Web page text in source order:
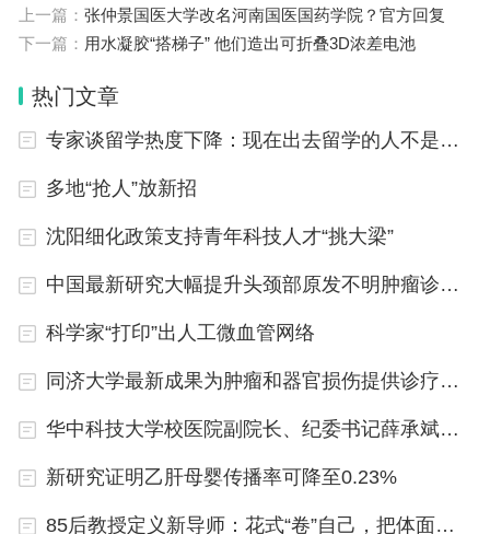
据她的好友肖尼斯·希尔（Shaunice Hill）回忆，有一次碰面
时，贝利告诉她，“我只是想熬过去”。希尔觉得贝利整个人都
贝利在邮件中透露，她在2023年11月的专业评估中只得到36分
（满分100分）, 而且没有人向她说明为什么她的分数这么低。
去年11月，贝利曾给校董事会和莫斯利发邮件提出自己抑郁症
事管理问题，莫斯利也忽视了她的邮件，而且在与她当面交流
时对此话题避而不谈。
1月3日，莫斯利在解雇信中表达了对贝利工作表现的“严重担
宿费，导致学校收入受损等。
莫斯利还在信中通知贝利需要即刻行政休假，直到2月份解雇生
效，并在那个时候必须搬离校园公寓，否则校警将立即带走贝
验，其中有14年都在传统非裔大学工作。
担任副校长，故意骚扰和欺辱我，并通过贬低和看我失败而得
上一篇： 张仲景国医大学改名河南国医国药学院？官方回复
下一篇： 用水凝胶“搭梯子” 他们造出可折叠3D浓差电池
热门文章
专家谈留学热度下降：现在出去留学的人不是太多了，而是太少
多地“抢人”放新招
沈阳细化政策支持青年科技人才“挑大梁”
中国最新研究大幅提升头颈部原发不明肿瘤诊断准确率
科学家“打印”出人工微血管网络
同济大学最新成果为肿瘤和器官损伤提供诊疗新思路
华中科技大学校医院副院长、纪委书记薛承斌接受审查调查
新研究证明乙肝母婴传播率可降至0.23%
85后教授定义新导师：花式“卷”自己，把体面还给学生